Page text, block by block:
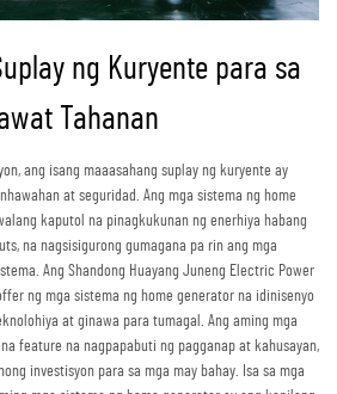
ng Kuryente para sa
Tahanan
ang isang maaasahang suplay ng kuryente ay
at seguridad. Ang mga sistema ng home
kaputol na pinagkukunan ng enerhiya habang
na nagsisigurong gumagana pa rin ang mga
Ang Shandong Huayang Juneng Electric Power
ng mga sistema ng home generator na idinisenyo
at ginawa para tumagal. Ang aming mga
feature na nagpapabuti ng pagganap at kahusayan,
investisyon para sa mga may bahay. Isa sa mga